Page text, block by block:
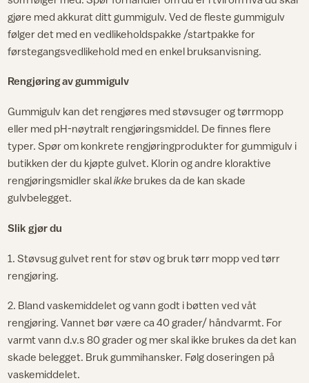
gjøre med akkurat ditt gummigulv. Ved de fleste gummigulv
følger det med en vedlikeholdspakke /startpakke for
førstegangsvedlikehold med en enkel bruksanvisning.
Rengjøring av gummigulv
Gummigulv kan det rengjøres med støvsuger og tørrmopp
eller med pH-nøytralt rengjøringsmiddel. De finnes flere
typer. Spør om konkrete rengjøringprodukter for gummigulv i
butikken der du kjøpte gulvet. Klorin og andre kloraktive
rengjøringsmidler skalikke brukes da de kan skade
gulvbelegget.
Slik gjør du
1. Støvsug gulvet rent for støv og bruk tørr mopp ved tørr
rengjøring.
2. Bland vaskemiddelet og vann godt i bøtten ved våt
rengjøring. Vannet bør være ca 40 grader/ håndvarmt. For
varmt vann d.v.s 80 grader og mer skal ikke brukes da det kan
skade belegget. Bruk gummihansker. Følg doseringen på
vaskemiddelet.